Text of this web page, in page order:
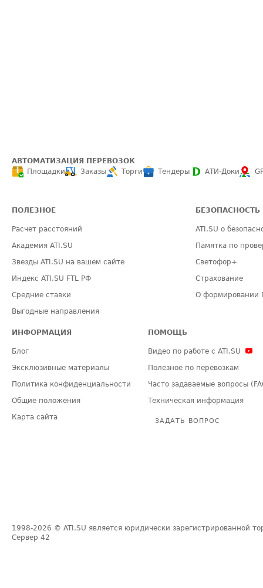
АВТОМАТИЗАЦИЯ ПЕРЕВОЗОК
Площадки
Заказы Торги Тендеры АТИ-Доки
ПОЛЕЗНОЕ
Расчет расстояний
Академия ATI.SU
Звезды ATI.SU на вашем сайте
Индекс ATI.SU FTL РФ
Средние ставки
Выгодные направления
БЕЗОПАСНОСТЬ
ATI.SU о
Памятка по
Светофор+
Страхование
О формировании
ИНФОРМАЦИЯ
Блог
Эксклюзивные материалы
Политика конфиденциальности
Общие положения
Карта сайта
ПОМОЩЬ
Видео по работе с ATI.SU
Полезное по перевозкам
Часто задаваемые вопросы
Техническая информация
ЗАДАТЬ ВОПРОС
1998-2026 © ATI.SU является юридически зарегистрированной
Сервер 42